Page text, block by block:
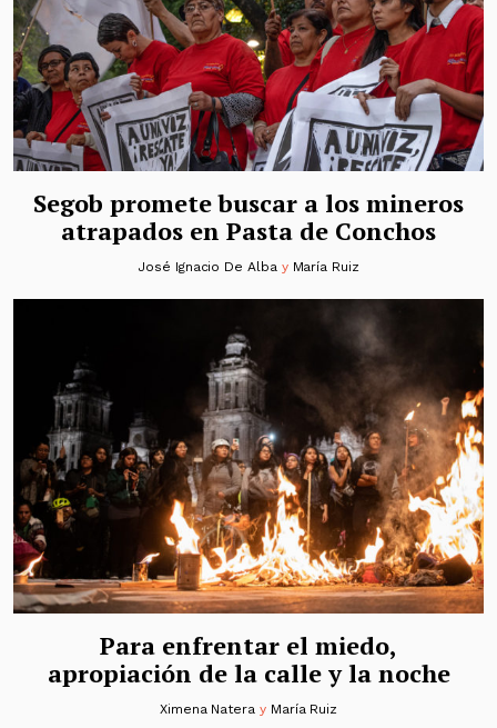
Segob promete buscar a los mineros
atrapados en Pasta de Conchos
José Ignacio De Albay María Ruiz
Para enfrentar el miedo,
apropiación de la calle y la noche
Ximena Natera y María Ruiz